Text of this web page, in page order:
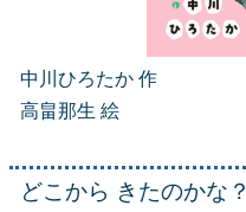
中川ひろたか 作
高畠那生 絵
どこから きたのかな？